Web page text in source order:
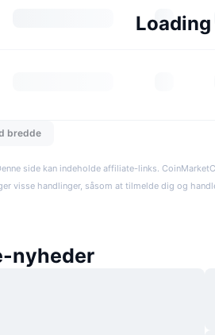
bredde
side kan indeholde affiliate-links.
visse handlinger, såsom at tilmelde dig og
nyheder